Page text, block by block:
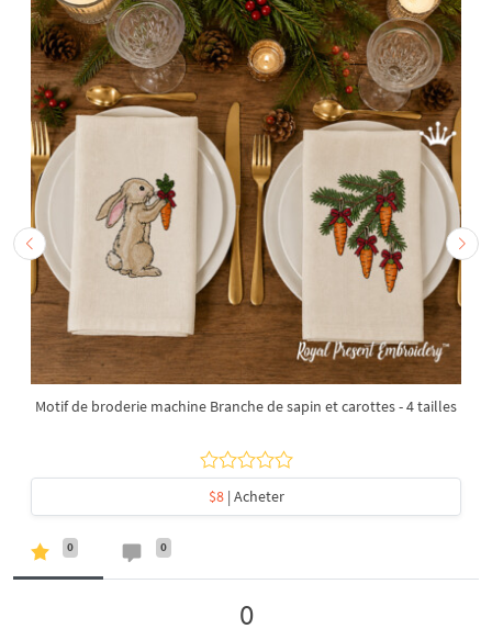
Motif de broderie machine Branche de sapin et carottes - 4 tailles
$8| Acheter
0 0
0